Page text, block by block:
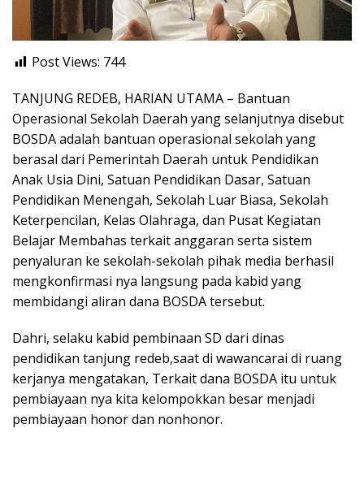
Post Views: 744
TANJUNG REDEB, HARIAN UTAMA – Bantuan
Operasional Sekolah Daerah yang selanjutnya disebut
BOSDA adalah bantuan operasional sekolah yang
berasal dari Pemerintah Daerah untuk Pendidikan
Anak Usia Dini, Satuan Pendidikan Dasar, Satuan
Pendidikan Menengah, Sekolah Luar Biasa, Sekolah
Keterpencilan, Kelas Olahraga, dan Pusat Kegiatan
Belajar Membahas terkait anggaran serta sistem
penyaluran ke sekolah-sekolah pihak media berhasil
mengkonfirmasi nya langsung pada kabid yang
membidangi aliran dana BOSDA tersebut.
Dahri, selaku kabid pembinaan SD dari dinas
pendidikan tanjung redeb,saat di wawancarai di ruang
kerjanya mengatakan, Terkait dana BOSDA itu untuk
pembiayaan nya kita kelompokkan besar menjadi
pembiayaan honor dan nonhonor.